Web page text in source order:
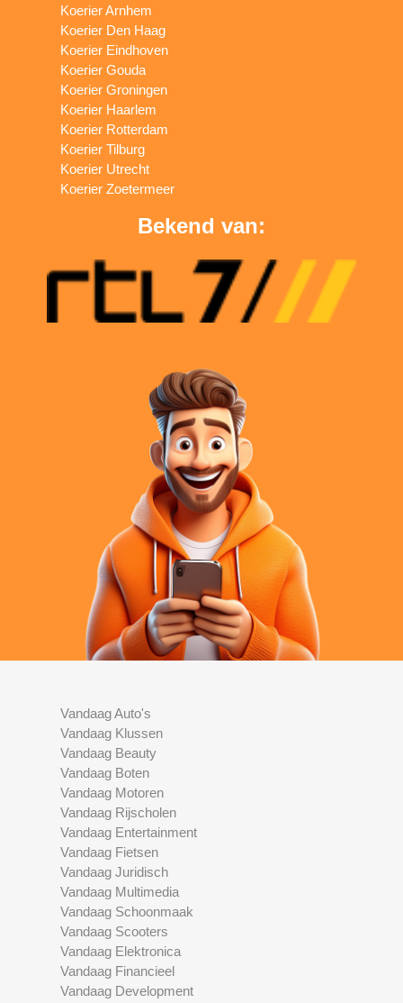
Koerier Arnhem
Koerier Den Haag
Koerier Eindhoven
Koerier Gouda
Koerier Groningen
Koerier Haarlem
Koerier Rotterdam
Koerier Tilburg
Koerier Utrecht
Koerier Zoetermeer
Bekend van:
Vandaag Auto's
Vandaag Klussen
Vandaag Beauty
Vandaag Boten
Vandaag Motoren
Vandaag Rijscholen
Vandaag Entertainment
Vandaag Fietsen
Vandaag Juridisch
Vandaag Multimedia
Vandaag Schoonmaak
Vandaag Scooters
Vandaag Elektronica
Vandaag Financieel
Vandaag Development